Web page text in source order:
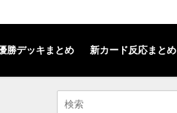
勝デッキまとめ 新カード反応まとめ